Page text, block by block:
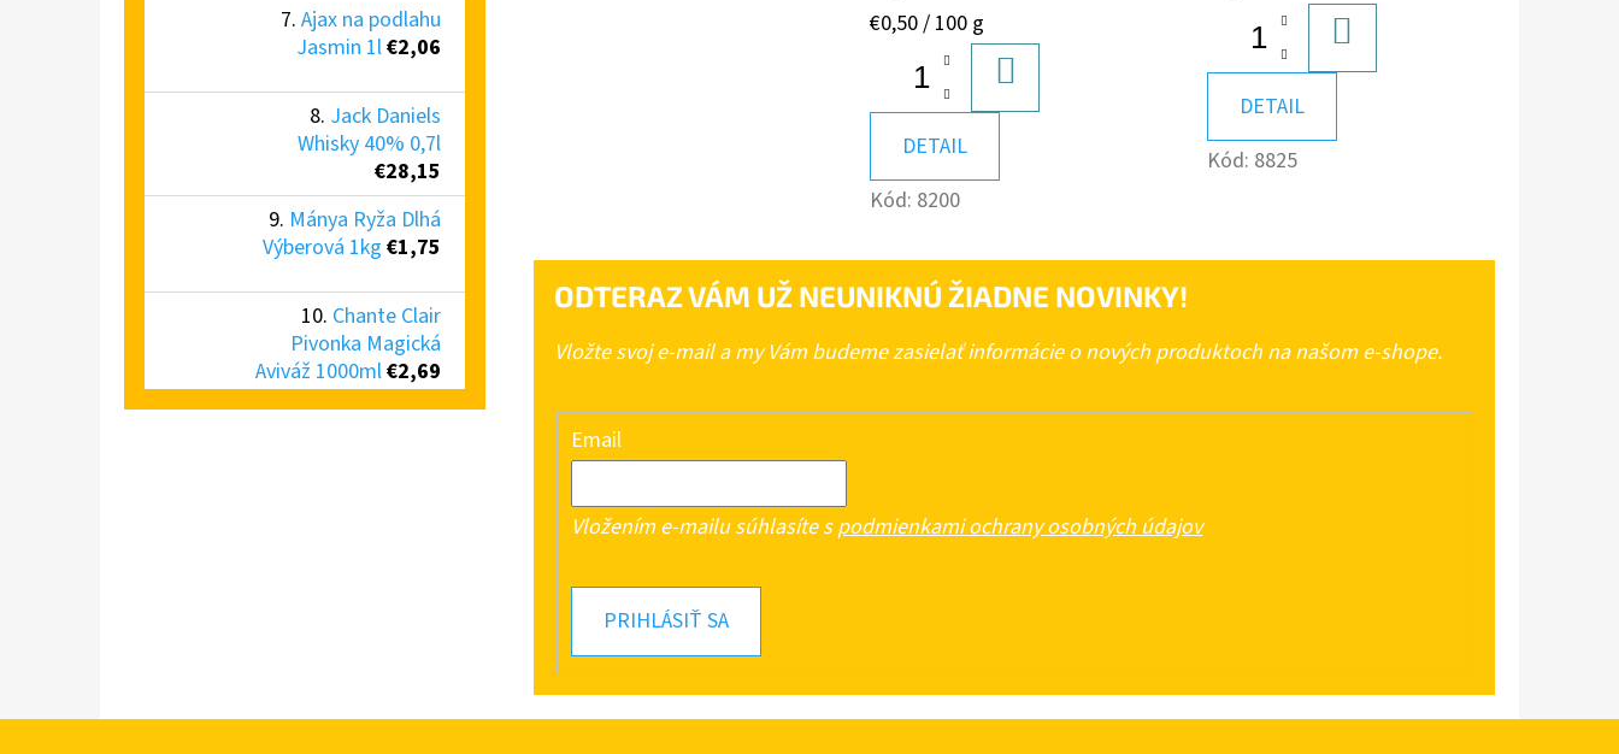
Ajax na podlahu
Jasmin 1l€2,06
Jack Daniels
Whisky 40% 0,7l
€28,15
Mánya Ryža Dlhá
Výberová 1kg €1,75
Chante Clair
Pivonka Magická
Aviváž 1000ml€2,69
Jednotková
cena:
€0,50 / 100 g
KOŠÍKA
DETAIL
Kód: 8200
KOŠÍKA
DETAIL
Kód: 8825
ODTERAZ VÁM UŽ NEUNIKNÚ ŽIADNE NOVINKY!
Vložte svoj e-mail a my Vám budeme zasielať informácie o nových produktoch na našom e-shope.
Email
Vložením e-mailu súhlasíte spodmienkami ochrany osobných údajov
PRIHLÁSIŤ SA